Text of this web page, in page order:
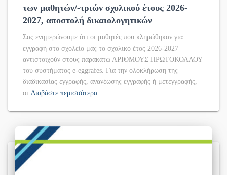
των μαθητών/-τριών σχολικού έτους 2026-
2027, αποστολή δικαιολογητικών
Σας ενημερώνουμε ότι οι μαθητές που κληρώθηκαν για
εγγραφή στο σχολείο μας το σχολικό έτος 2026-2027
αντιστοιχούν στους παρακάτω ΑΡΙΘΜΟΥΣ ΠΡΩΤΟΚΟΛΛΟΥ
του συστήματος e-eggrafes. Για την ολοκλήρωση της
διαδικασίας εγγραφής, ανανέωσης εγγραφής ή μετεγγραφής,
οι Διαβάστε περισσότερα…